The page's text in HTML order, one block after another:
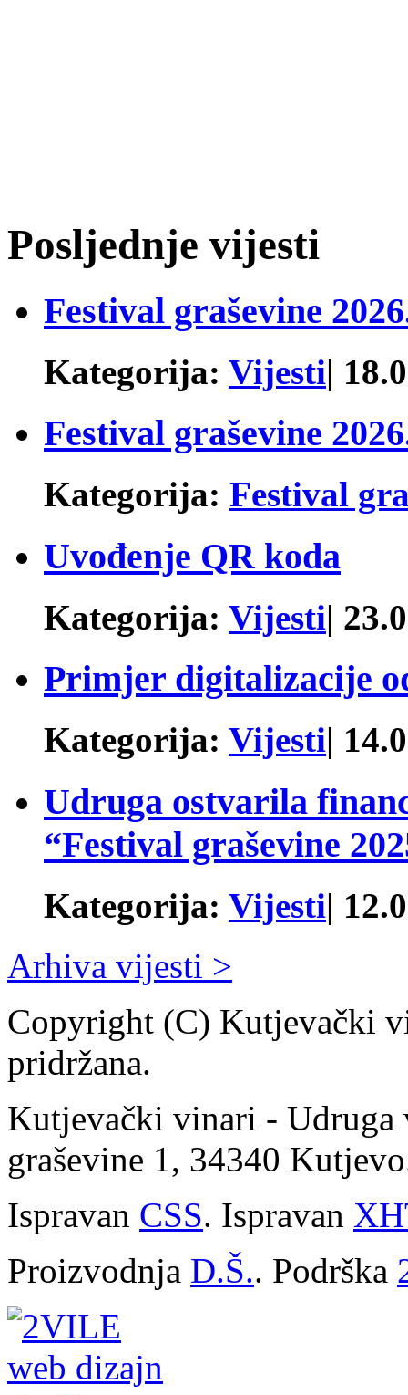
Posljednje vijesti
Festival graševine
Kategorija: Vijesti|
Festival graševine
Kategorija: Festival
Uvođenje QR koda
Kategorija: Vijesti|
Primjer digitalizacije
Kategorija: Vijesti|
Udruga ostvarila
“Festival graševine
Kategorija: Vijesti|
Arhiva vijesti >
Copyright (C) Kutjevački
pridržana.
Kutjevački vinari - Udruga
graševine 1, 34340
Ispravan CSS. Ispravan
Proizvodnja D.Š.. Podrška